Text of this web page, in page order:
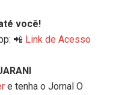
você!
📲 Link de Acesso
e tenha o Jornal O